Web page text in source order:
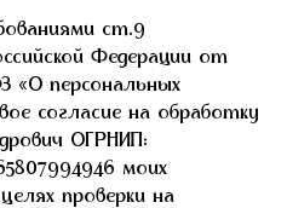
ст.9
Федерации от
«О персональных
согласие на обработку
ОГРНИП:
моих
проверки на